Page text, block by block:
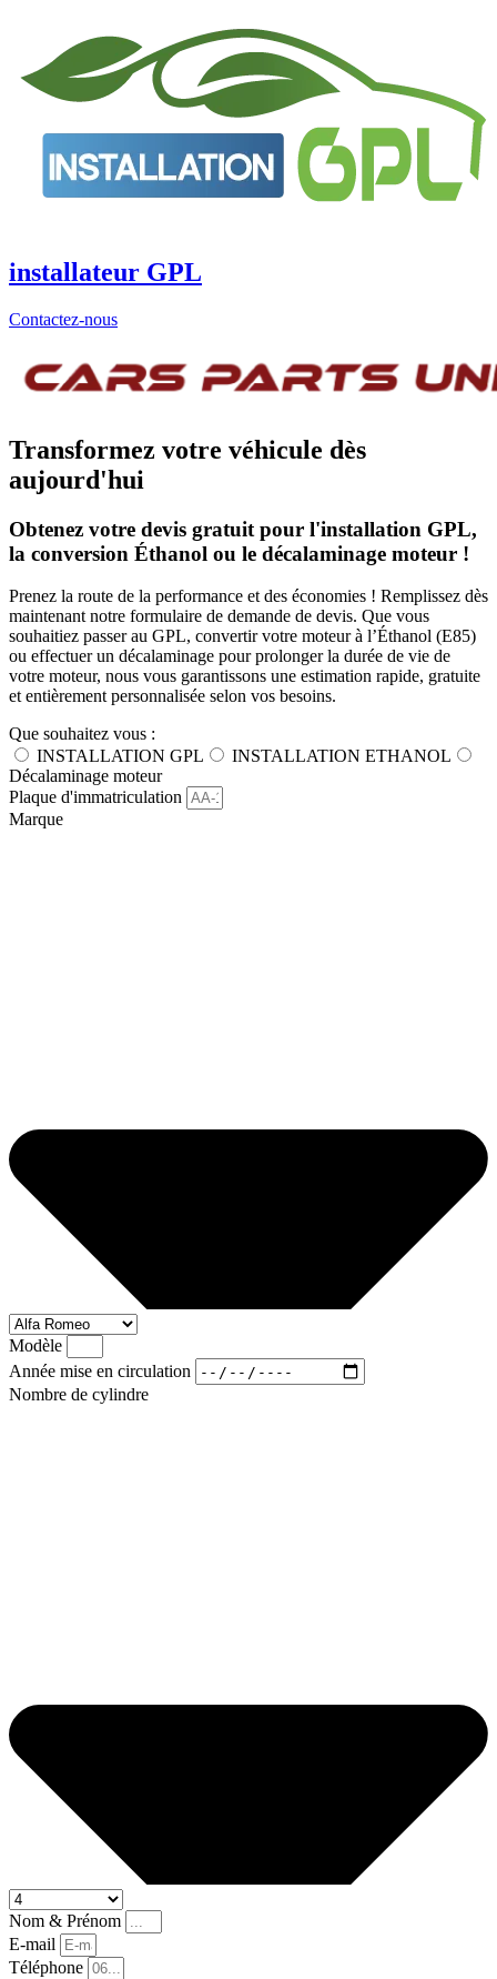
contenu
installateur GPL
Contactez-nous
Transformez votre véhicule dès
aujourd'hui
Obtenez votre devis gratuit pour l'installation GPL,
la conversion Éthanol ou le décalaminage moteur !
Prenez la route de la performance et des économies ! Remplissez dès
maintenant notre formulaire de demande de devis. Que vous
souhaitiez passer au GPL, convertir votre moteur à l’Éthanol (E85)
ou effectuer un décalaminage pour prolonger la durée de vie de
votre moteur, nous vous garantissons une estimation rapide, gratuite
et entièrement personnalisée selon vos besoins.
Que souhaitez vous :
INSTALLATION GPL
INSTALLATION ETHANOL
Décalaminage moteur
Plaque d'immatriculation
Marque
Modèle
Année mise en circulation
Nombre de cylindre
Nom & Prénom
E-mail
Téléphone